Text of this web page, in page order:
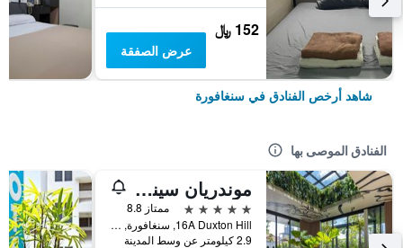
152 ﷼
عرض الصفقة
شاهد أرخص الفنادق في سنغافورة
الفنادق الموصى بها
موندريان سينجابور دوكستون
5 نجوم
ممتاز 8.8
16A Duxton Hill, سنغافورة, سنغافورة
2.9 كيلومتر عن وسط المدينة